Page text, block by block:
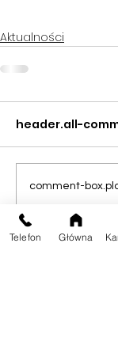
Aktualności
header.all-
comment-
Telefon Główna